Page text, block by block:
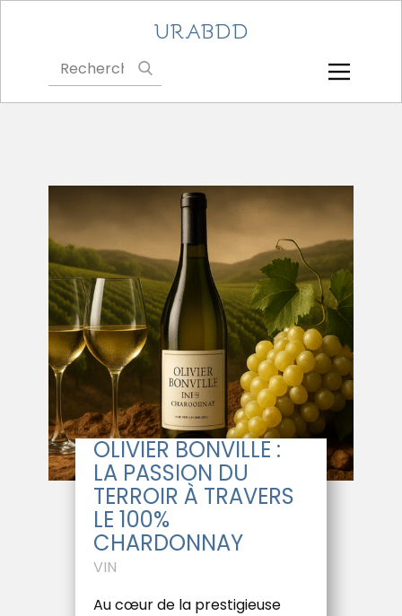
URABDD
OLIVIER BONVILLE :
LA PASSION DU
TERROIR À TRAVERS
LE 100%
CHARDONNAY
VIN
Au cœur de la prestigieuse